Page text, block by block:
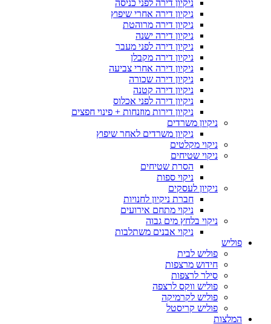
ניקיון דירה לפני כניסה
ניקיון דירה אחרי שיפוץ
ניקיון דירה מרוהטת
ניקיון דירה ישנה
ניקיון דירה לפני מעבר
ניקיון דירה מקבלן
ניקיון דירה אחרי צביעה
ניקיון דירה שכורה
ניקיון דירה קטנה
ניקיון דירה לפני אכלוס
ניקיון דירות מוזנחות + פינוי חפצים
ניקיון משרדים
ניקיון משרדים לאחר שיפוץ
ניקוי מקלטים
ניקוי שטיחים
הסרת שטיחים
ניקוי ספות
ניקיון לעסקים
חברת ניקיון לחנויות
ניקוי מתחם אירועים
ניקוי בלחץ מים גבוה
ניקוי אבנים משתלבות
פוליש
פוליש לבית
חידוש מרצפות
סילר לרצפות
פוליש ווקס לרצפה
פוליש לקרמיקה
פוליש קריסטל
המלצות